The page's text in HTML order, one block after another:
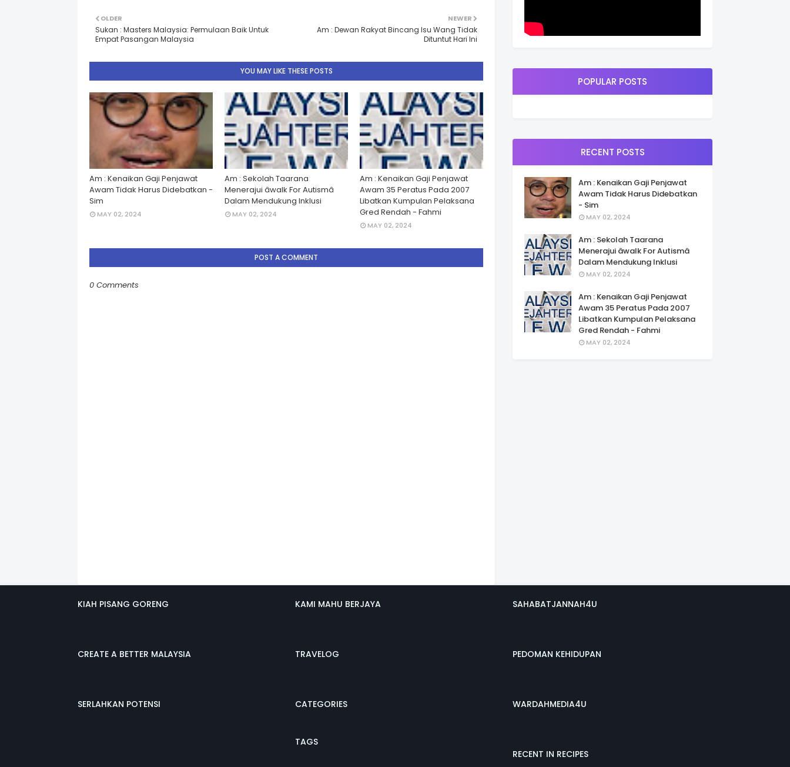
NEWER
Am : Dewan Rakyat Bincang Isu Wang Tidak
Dituntut Hari Ini
OLDER
Sukan : Masters Malaysia: Permulaan Baik Untuk
Empat Pasangan Malaysia
YOU MAY LIKE THESE POSTS
Am : Kenaikan Gaji Penjawat
Awam Tidak Harus Didebatkan -
Sim
MAY 02, 2024
Am : Sekolah Taarana
Menerajui âwalk For Autismâ
Dalam Mendukung Inklusi
MAY 02, 2024
Am : Kenaikan Gaji Penjawat
Awam 35 Peratus Pada 2007
Libatkan Kumpulan Pelaksana
Gred Rendah - Fahmi
MAY 02, 2024
POST A COMMENT
0 Comments
POPULAR POSTS
RECENT POSTS
Am : Kenaikan Gaji Penjawat
Awam Tidak Harus Didebatkan
- Sim
MAY 02, 2024
Am : Sekolah Taarana
Menerajui âwalk For Autismâ
Dalam Mendukung Inklusi
MAY 02, 2024
Am : Kenaikan Gaji Penjawat
Awam 35 Peratus Pada 2007
Libatkan Kumpulan Pelaksana
Gred Rendah - Fahmi
MAY 02, 2024
KIAH PISANG GORENG
CREATE A BETTER MALAYSIA
SERLAHKAN POTENSI
KAMI MAHU BERJAYA
TRAVELOG
CATEGORIES
TAGS
SAHABATJANNAH4U
PEDOMAN KEHIDUPAN
WARDAHMEDIA4U
RECENT IN RECIPES